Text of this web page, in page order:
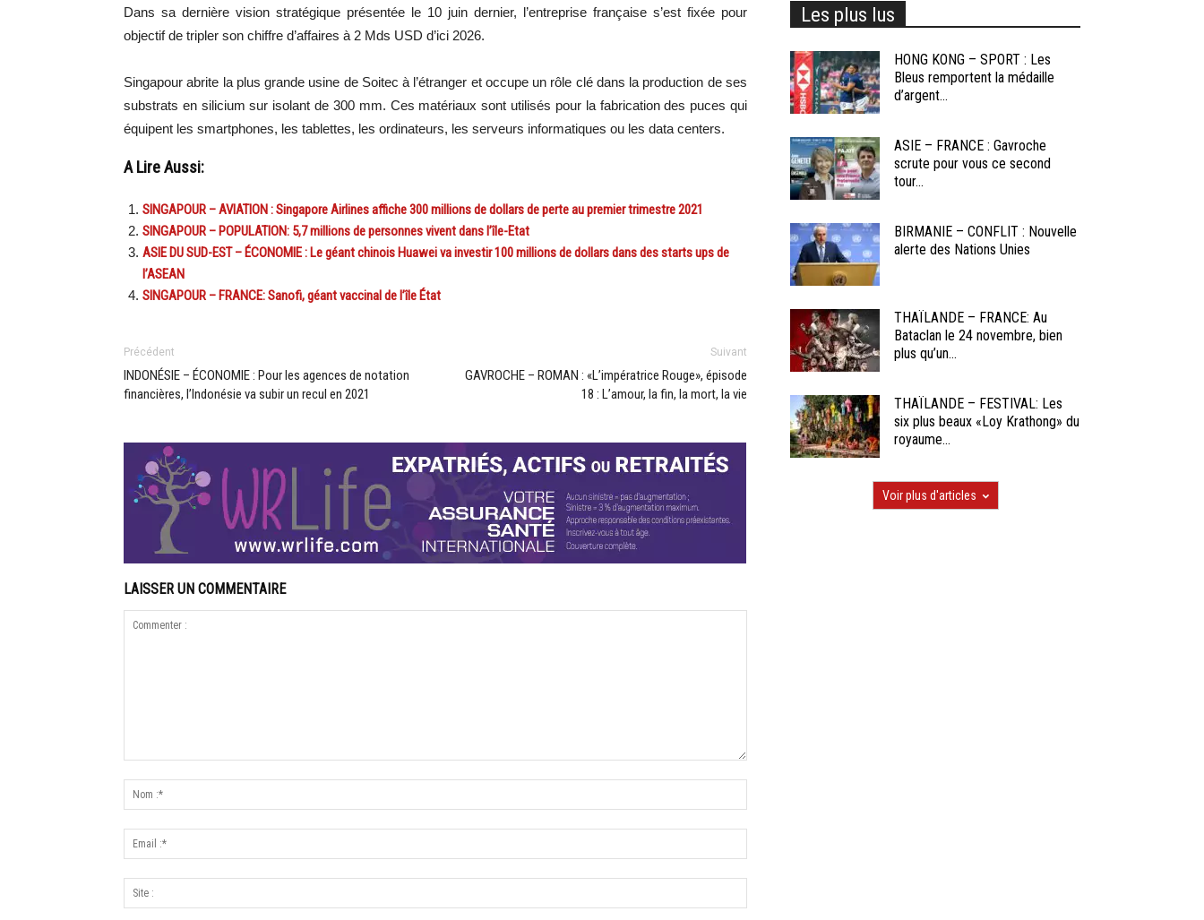
Dans sa dernière vision stratégique présentée le 10 juin dernier, l’entreprise française s’est fixée pour
objectif de tripler son chiffre d’affaires à 2 Mds USD d’ici 2026.
Singapour abrite la plus grande usine de Soitec à l’étranger et occupe un rôle clé dans la production de ses
substrats en silicium sur isolant de 300 mm. Ces matériaux sont utilisés pour la fabrication des puces qui
équipent les smartphones, les tablettes, les ordinateurs, les serveurs informatiques ou les data centers.
A Lire Aussi:
SINGAPOUR – AVIATION : Singapore Airlines affiche 300 millions de dollars de perte au premier trimestre 2021
SINGAPOUR – POPULATION: 5,7 millions de personnes vivent dans l’île-Etat
ASIE DU SUD-EST – ÉCONOMIE : Le géant chinois Huawei va investir 100 millions de dollars dans des starts ups de
l’ASEAN
SINGAPOUR – FRANCE: Sanofi, géant vaccinal de l’île État
Précédent
INDONÉSIE – ÉCONOMIE : Pour les agences de notation
financières, l’Indonésie va subir un recul en 2021
Suivant
GAVROCHE – ROMAN : «L’impératrice Rouge», épisode
18 : L’amour, la fin, la mort, la vie
LAISSER UN COMMENTAIRE
Les plus lus
HONG KONG – SPORT : Les
Bleus remportent la médaille
d’argent...
ASIE – FRANCE : Gavroche
scrute pour vous ce second
tour...
BIRMANIE – CONFLIT : Nouvelle
alerte des Nations Unies
THAÏLANDE – FRANCE: Au
Bataclan le 24 novembre, bien
plus qu’un...
THAÏLANDE – FESTIVAL: Les
six plus beaux «Loy Krathong» du
royaume...
Voir plus d'articles